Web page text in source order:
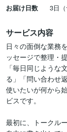
お届け日数 3日（
サービス内容
日々の面倒な業務
ッセージで整理・
「毎日同じような
る」「問い合わせ
使いたいが何から
ビスです。
最初に、トークル